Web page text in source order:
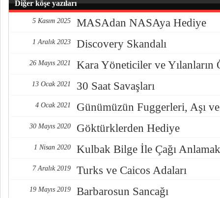
Diğer köşe yazıları
5 Kasım 2025 MASAdan NASAya Hediye
1 Aralık 2023 Discovery Skandalı
26 Mayıs 2021 Kara Yöneticiler ve Yılanların
13 Ocak 2021 30 Saat Savaşları
4 Ocak 2021 Günümüzün Fuggerleri, Aşı
30 Mayıs 2020 Göktürklerden Hediye
1 Nisan 2020 Kulbak Bilge İle Çağı Anlamak
7 Aralık 2019 Turks ve Caicos Adaları
19 Mayıs 2019 Barbarosun Sancağı